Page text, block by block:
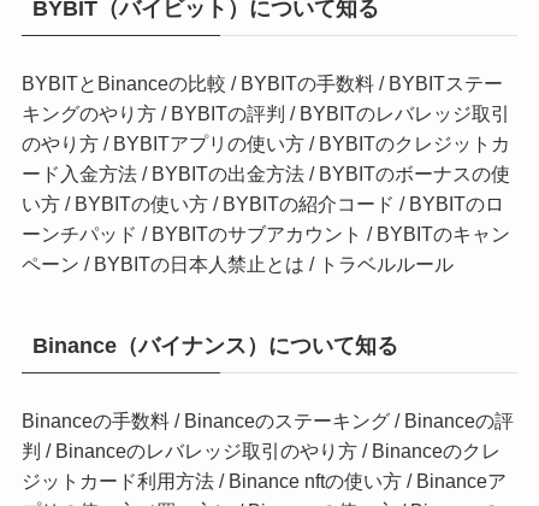
BYBIT（バイビット）について知る
BYBITとBinanceの比較 / BYBITの手数料/ BYBITステー
キングのやり方/ BYBITの評判 / BYBITのレバレッジ取引
のやり方/ BYBITアプリの使い方/ BYBITのクレジットカ
ード入金方法/ BYBITの出金方法/ BYBITのボーナスの使
い方/ BYBITの使い方/ BYBITの紹介コード / BYBITのロ
ーンチパッド / BYBITのサブアカウント / BYBITのキャン
ペーン / BYBITの日本人禁止とは / トラベルルール
Binance（バイナンス）について知る
Binanceの手数料/ Binanceのステーキング/ Binanceの評
判 / Binanceのレバレッジ取引のやり方/ Binanceのクレ
ジットカード利用方法/ Binance nftの使い方/ Binanceア